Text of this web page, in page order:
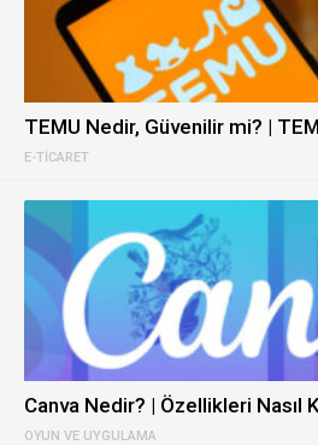
E-TICARET
TEMU Nedir, Güvenilir mi? |
OYUN VE UYGULAMA
Canva Nedir? | Özellikleri Nasıl